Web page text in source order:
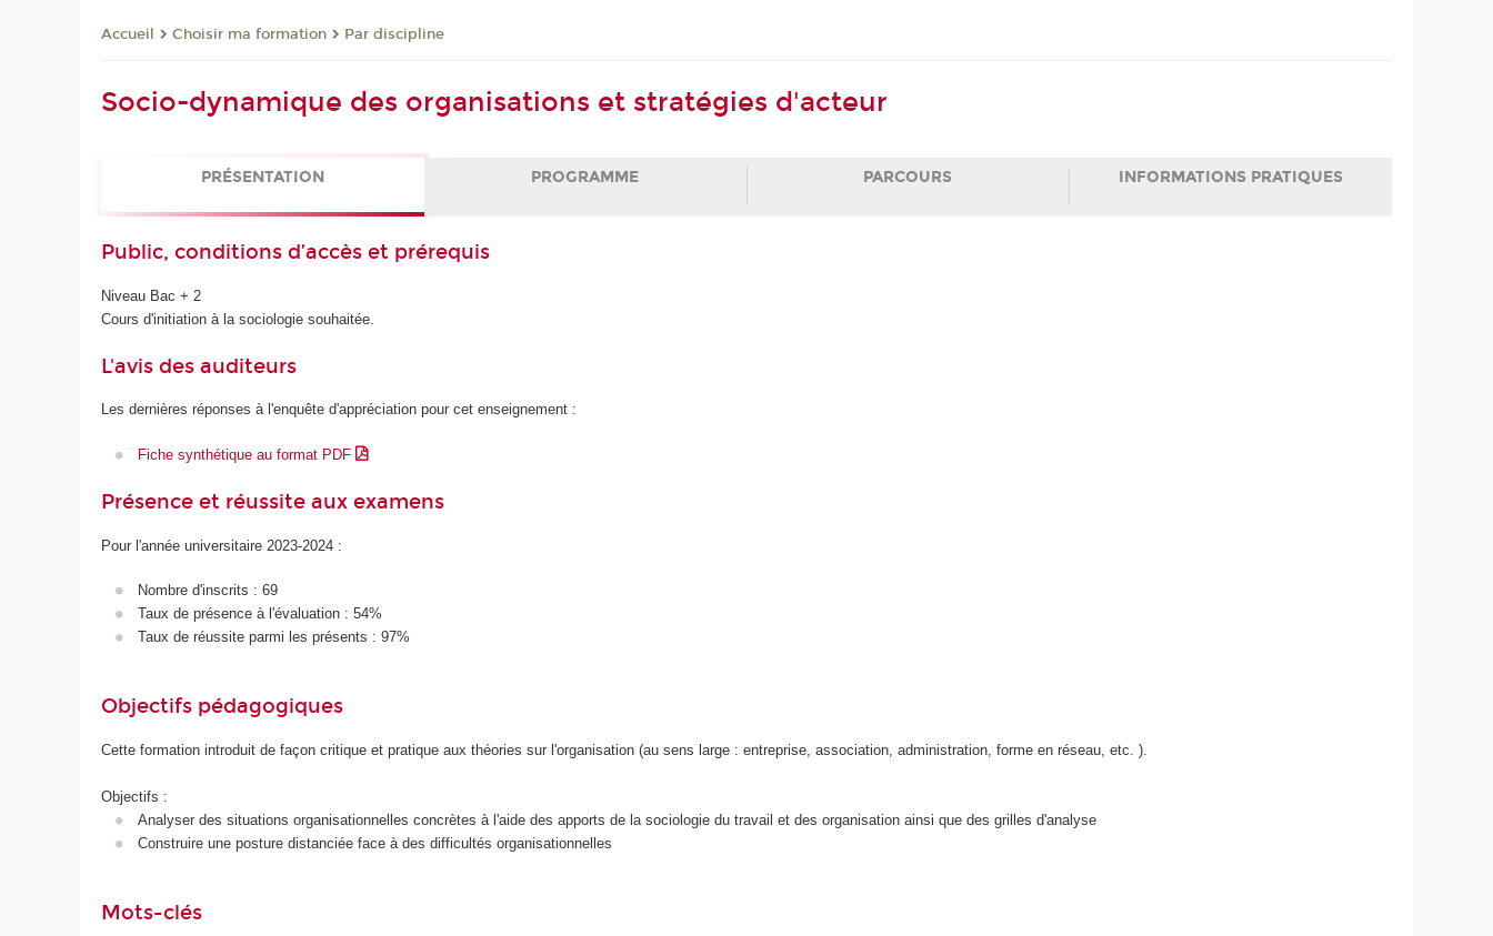
Accueil Choisir ma formation Par discipline
Socio-dynamique des organisations et stratégies d'acteur
PRÉSENTATION PROGRAMME PARCOURS INFORMATIONS PRATIQUES
Public, conditions d’accès et prérequis
Niveau Bac + 2
Cours d'initiation à la sociologie souhaitée.
L'avis des auditeurs
Les dernières réponses à l'enquête d'appréciation pour cet enseignement :
Fiche synthétique au format PDF
Présence et réussite aux examens
Pour l'année universitaire 2023-2024 :
Nombre d'inscrits : 69
Taux de présence à l'évaluation : 54%
Taux de réussite parmi les présents : 97%
Objectifs pédagogiques
Cette formation introduit de façon critique et pratique aux théories sur l'organisation (au sens large : entreprise, association, administration, forme en réseau, etc. ).
Objectifs :
Analyser des situations organisationnelles concrètes à l'aide des apports de la sociologie du travail et des organisation ainsi que des grilles d'analyse
Construire une posture distanciée face à des difficultés organisationnelles
Mots-clés